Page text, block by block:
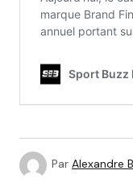
Par Alexandre